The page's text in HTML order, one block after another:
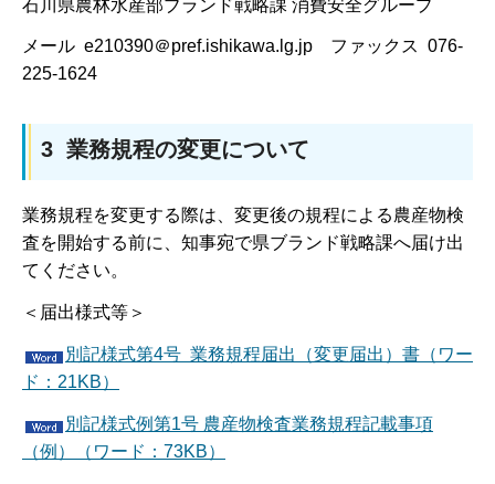
石川県農林水産部ブランド戦略課 消費安全グループ
メール e210390＠pref.ishikawa.lg.jp ファックス 076-
225-1624
3 業務規程の変更について
業務規程を変更する際は、変更後の規程による農産物検
査を開始する前に、知事宛で県ブランド戦略課へ届け出
てください。
＜届出様式等＞
別記様式第4号 業務規程届出（変更届出）書（ワー
ド：21KB）
別記様式例第1号 農産物検査業務規程記載事項
（例）（ワード：73KB）